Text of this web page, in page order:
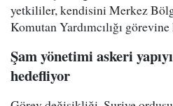
yetkililer, kendisini Merkez
Komutan Yardımcılığı görevine
Şam yönetimi askeri
hedefliyor